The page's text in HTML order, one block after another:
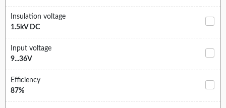
Insulation voltage
1.5kV DC
Input voltage
9...36V
Efficiency
87%